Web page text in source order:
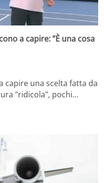
a capire: ”È una cosa
capire una scelta fatta da
"ridicola", pochi…